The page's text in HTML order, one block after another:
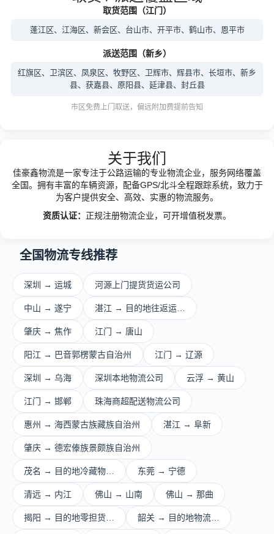
取货范围（江门）
蓬江区、江海区、新会区、台山市、开平市、鹤山市、恩平市
派送范围（新乡）
红旗区、卫滨区、凤泉区、牧野区、卫辉市、辉县市、长垣市、新乡
县、获嘉县、原阳县、延津县、封丘县
市区免费上门取送，偏远附加费提前告知
关于我们
佳豪鑫物流是一家专注于公路运输的专业物流企业，服务网络覆盖
全国。拥有丰富的车辆资源，配备GPS/北斗全程跟踪系统，致力于
为客户提供安全、高效、实惠的物流服务。
资质认证： 正规注册物流企业，可开增值税发票。
全国物流专线推荐
深圳 → 运城 河源上门提货货运公司
中山 → 遂宁 湛江 → 目的地往返运…
肇庆 → 焦作 江门 → 唐山
阳江 → 巴音郭楞蒙古自治州 江门 → 辽源
深圳 → 乌海 深圳本地物流公司 云浮 → 黄山
江门 → 邯郸 珠海商超配送物流公司
惠州 → 海西蒙古族藏族自治州 湛江 → 阜新
肇庆 → 德宏傣族景颇族自治州
茂名 → 目的地冷藏物… 东莞 → 宁德
清远 → 内江 佛山 → 山南 佛山 → 那曲
揭阳 → 目的地零担货… 韶关 → 目的地物流…